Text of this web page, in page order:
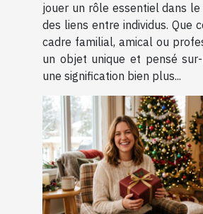
jouer un rôle essentiel dans
des liens entre individus. Que
cadre familial, amical ou
un objet unique et pensé
une signification bien plus...